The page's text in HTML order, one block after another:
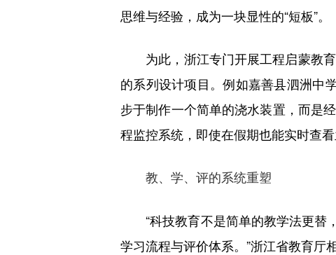
思维与经验，成为一块显性的“短板”。
为此，浙江专门开展工程启蒙教育
的系列设计项目。例如嘉善县泗洲中
步于制作一个简单的浇水装置，而是
程监控系统，即使在假期也能实时查看
教、学、评的系统重塑
“科技教育不是简单的教学法更替
学习流程与评价体系。”浙江省教育厅